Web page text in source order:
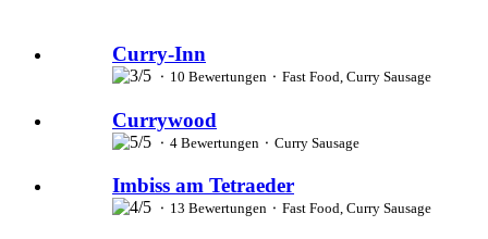
Curry-Inn
⬝ 10 Bewertungen ⬝ Fast Food, Curry Sausage
Currywood
⬝ 4 Bewertungen ⬝ Curry Sausage
Imbiss am Tetraeder
⬝ 13 Bewertungen ⬝ Fast Food, Curry Sausage